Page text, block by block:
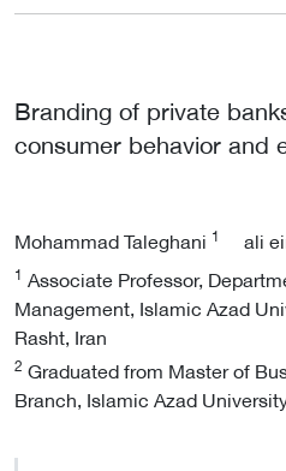
Branding of private
consumer behavior and
Mohammad Taleghani 1 ali
1 Associate Professor,
Management, Islamic Azad
Rasht, Iran
2 Graduated from Master of
Branch, Islamic Azad